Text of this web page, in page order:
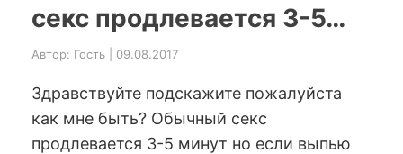
секс продлевается 3-5…
Автор: Гость | 09.08.2017
Здравствуйте подскажите пожалуйста
как мне быть? Обычный секс
продлевается 3-5 минут но если выпью